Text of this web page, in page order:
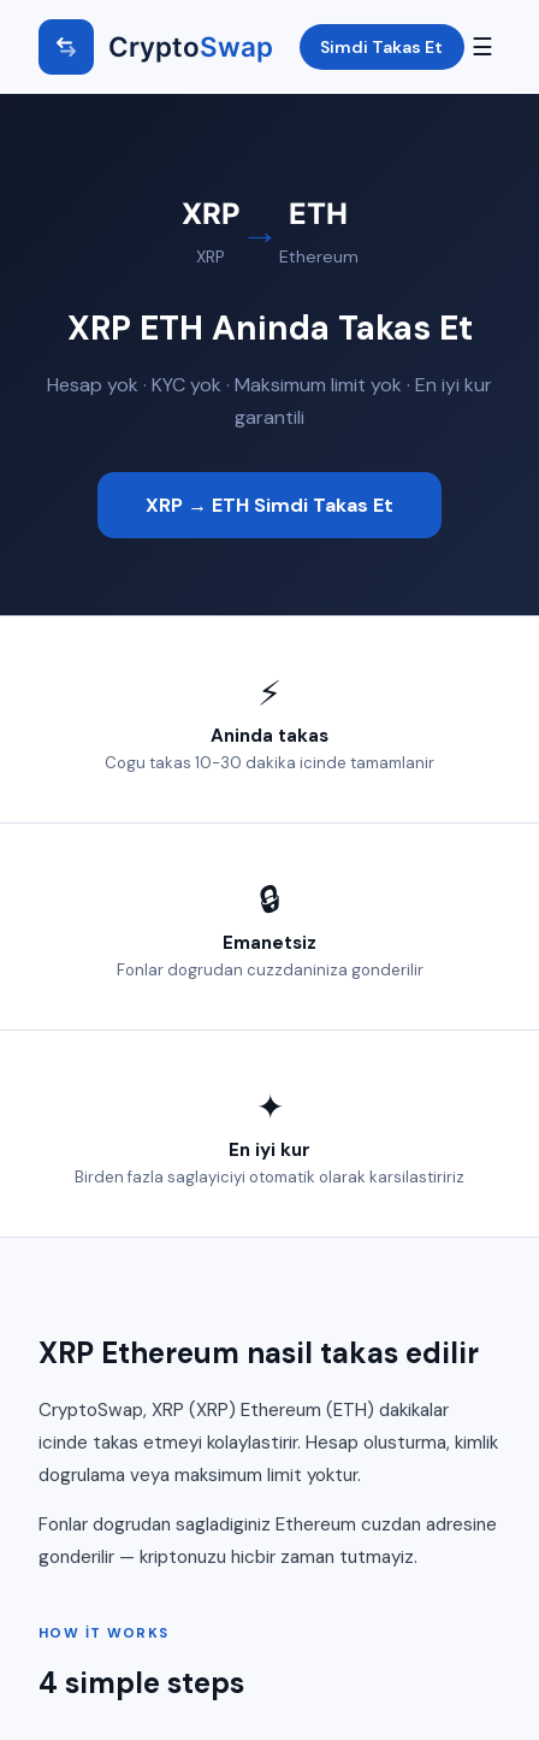
CryptoSwap Simdi Takas Et ☰
XRP
XRP
→ ETH
Ethereum
XRP ETH Aninda Takas Et
Hesap yok · KYC yok · Maksimum limit yok · En iyi kur
garantili
XRP → ETH Simdi Takas Et
⚡
Aninda takas
Cogu takas 10-30 dakika icinde tamamlanir
🔒
Emanetsiz
Fonlar dogrudan cuzzdaniniza gonderilir
✦
En iyi kur
Birden fazla saglayiciyi otomatik olarak karsilastiririz
XRP Ethereum nasil takas edilir
CryptoSwap, XRP (XRP) Ethereum (ETH) dakikalar
icinde takas etmeyi kolaylastirir. Hesap olusturma, kimlik
dogrulama veya maksimum limit yoktur.
Fonlar dogrudan sagladiginiz Ethereum cuzdan adresine
gonderilir — kriptonuzu hicbir zaman tutmayiz.
HOW IT WORKS
4 simple steps